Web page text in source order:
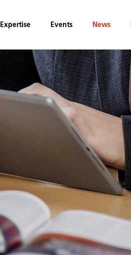
Expertise Events News